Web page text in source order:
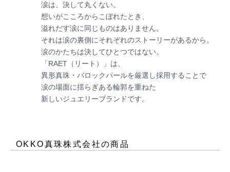
涙は、決して丸くない。
想いがこころからこぼれたとき、
溢れだす涙に同じものはありません。
それは涙の裏側にそれぞれのストーリーがあるから。
涙のかたちは決してひとつではない。
「RAET（リート）」は、
異形真珠・バロックパールを厳選し採用することで
涙の場面に揺らぎある輪郭を重ねた
新しいジュエリーブランドです。
OKKO真珠株式会社の商品